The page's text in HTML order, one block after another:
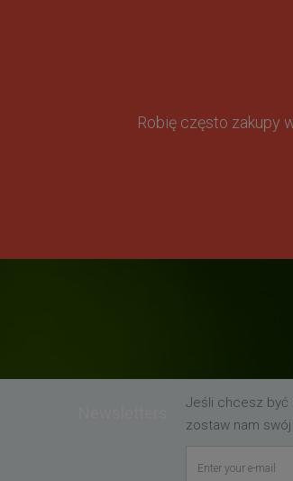
Robię często zakupy
Jeśli chcesz być
zostaw nam